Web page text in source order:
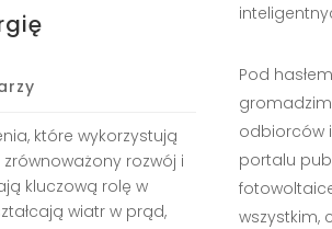
które wykorzystują
rozwój i
kluczową rolę w
wiatr w prąd,
Pod hasłem
odbiorców
portalu
wszystkim,